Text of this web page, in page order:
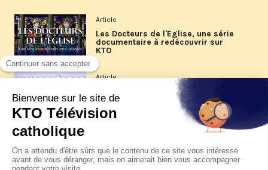
Article
Les Docteurs de l'Église, une série
documentaire à redécouvrir sur
KTO
Article
Les reportages d'été 2026 de KTO
La visite pastorale du pape Léon
XIV à Assise à suivre sur KTO le
jeudi 6 août